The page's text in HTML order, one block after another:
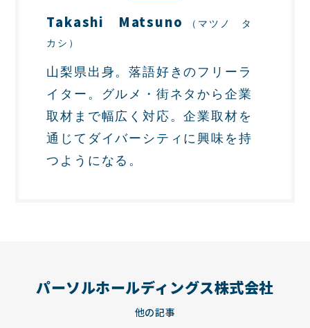
Takashi Matsuno
（マツノ タ
カシ）
山梨県出身。落語好きのフリーラ
イター。グルメ・街ネタから企業
取材まで幅広く対応。企業取材を
通じてダイバーシティに興味を持
つようになる。
パーソルホールディングス株式会社
他の記事